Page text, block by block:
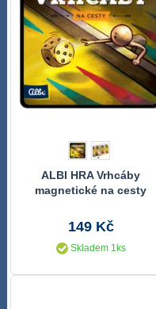
ALBI HRA Vrhcáby
magnetické na cesty
149 Kč
Skladem 1ks